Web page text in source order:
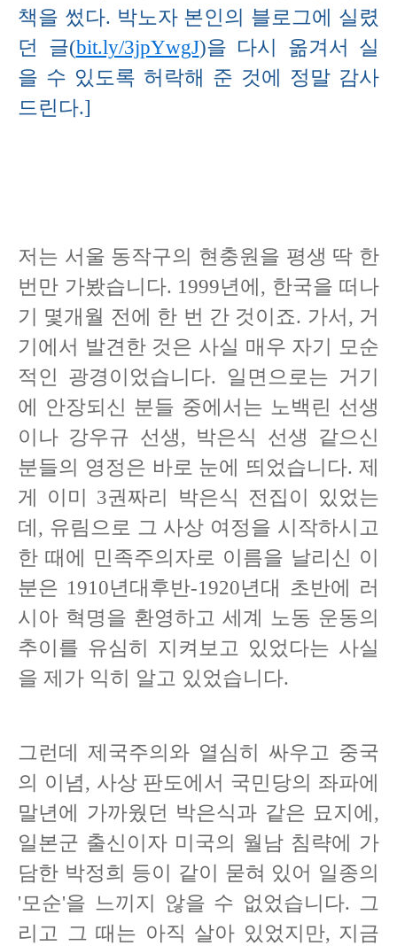
책을 썼다. 박노자 본인의 블로그에 실렸
던 글(bit.ly/3jpYwgJ)을 다시 옮겨서 실
을 수 있도록 허락해 준 것에 정말 감사
드린다.]
저는 서울 동작구의 현충원을 평생 딱 한
번만 가봤습니다. 1999년에, 한국을 떠나
기 몇개월 전에 한 번 간 것이죠. 가서, 거
기에서 발견한 것은 사실 매우 자기 모순
적인 광경이었습니다. 일면으로는 거기
에 안장되신 분들 중에서는 노백린 선생
이나 강우규 선생, 박은식 선생 같으신
분들의 영정은 바로 눈에 띄었습니다. 제
게 이미 3권짜리 박은식 전집이 있었는
데, 유림으로 그 사상 여정을 시작하시고
한 때에 민족주의자로 이름을 날리신 이
분은 1910년대후반-1920년대 초반에 러
시아 혁명을 환영하고 세계 노동 운동의
추이를 유심히 지켜보고 있었다는 사실
을 제가 익히 알고 있었습니다.
그런데 제국주의와 열심히 싸우고 중국
의 이념, 사상 판도에서 국민당의 좌파에
말년에 가까웠던 박은식과 같은 묘지에,
일본군 출신이자 미국의 월남 침략에 가
담한 박정희 등이 같이 묻혀 있어 일종의
'모순'을 느끼지 않을 수 없었습니다. 그
리고 그 때는 아직 살아 있었지만, 지금